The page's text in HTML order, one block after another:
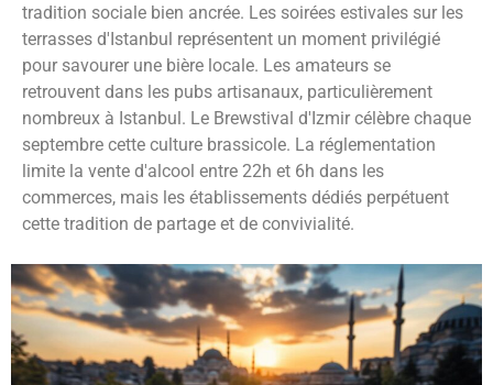
tradition sociale bien ancrée. Les soirées estivales sur les
terrasses d'Istanbul représentent un moment privilégié
pour savourer une bière locale. Les amateurs se
retrouvent dans les pubs artisanaux, particulièrement
nombreux à Istanbul. Le Brewstival d'Izmir célèbre chaque
septembre cette culture brassicole. La réglementation
limite la vente d'alcool entre 22h et 6h dans les
commerces, mais les établissements dédiés perpétuent
cette tradition de partage et de convivialité.